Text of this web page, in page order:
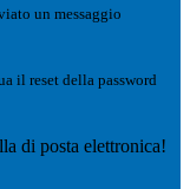
un messaggio
il reset della password
di posta elettronica!